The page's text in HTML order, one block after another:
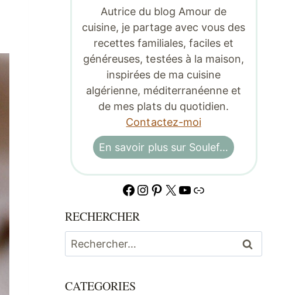
Autrice du blog Amour de
cuisine, je partage avec vous des
recettes familiales, faciles et
généreuses, testées à la maison,
inspirées de ma cuisine
algérienne, méditerranéenne et
de mes plats du quotidien.
Contactez-moi
En savoir plus sur Soulef…
Facebook
Instagram
Pinterest
X YouTube
Lien
RECHERCHER
Rechercher :
CATEGORIES